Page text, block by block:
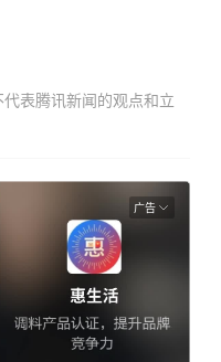
表腾讯新闻的观点和立
广告